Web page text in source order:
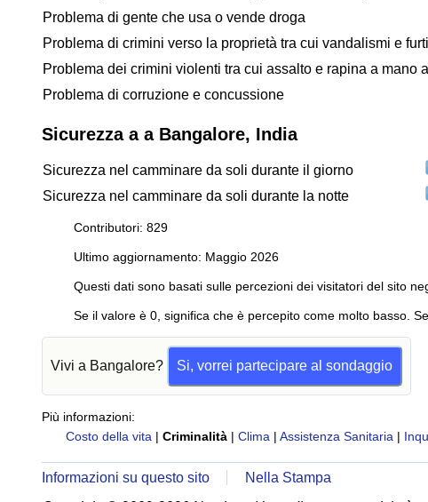
Problema di gente che usa o vende droga
Problema di crimini verso la proprietà tra cui vandalismi e furti
Problema dei crimini violenti tra cui assalto e rapina a mano
Problema di corruzione e concussione
Sicurezza a a Bangalore, India
Sicurezza nel camminare da soli durante il giorno
Sicurezza nel camminare da soli durante la notte
Contributori: 829
Ultimo aggiornamento: Maggio 2026
Questi dati sono basati sulle percezioni dei visitatori del sito
Se il valore è 0, significa che è percepito come molto basso.
Vivi a Bangalore? Si, vorrei partecipare al sondaggio
Più informazioni:
Costo della vita | Criminalità | Clima | Assistenza Sanitaria |
Informazioni su questo sito
Nella Stampa